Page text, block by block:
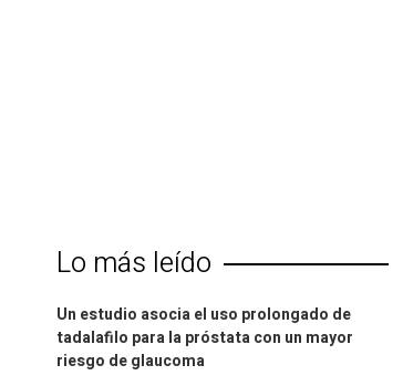
Lo más leído
Un estudio asocia el uso prolongado de
tadalafilo para la próstata con un mayor
riesgo de glaucoma